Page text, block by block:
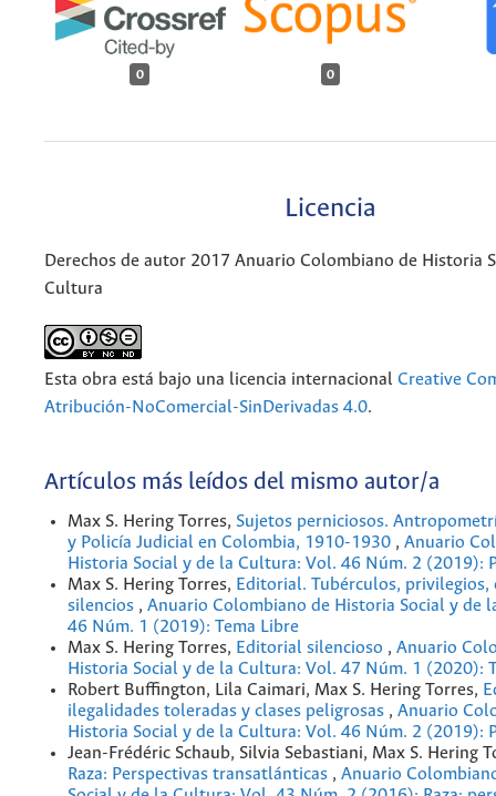
0 0
Licencia
Derechos de autor 2017 Anuario Colombiano de Historia
Cultura
Esta obra está bajo una licencia internacional Creative
Atribución-NoComercial-SinDerivadas 4.0.
Artículos más leídos del mismo autor/a
Max S. Hering Torres, Sujetos perniciosos.
y Policía Judicial en Colombia, 1910-1930 , Anuario
Historia Social y de la Cultura: Vol. 46 Núm. 2 (2019):
Max S. Hering Torres, Editorial. Tubérculos,
silencios , Anuario Colombiano de Historia Social y de
46 Núm. 1 (2019): Tema Libre
Max S. Hering Torres, Editorial silencioso , Anuario
Historia Social y de la Cultura: Vol. 47 Núm. 1 (2020):
Robert Buffington, Lila Caimari, Max S. Hering Torres,
ilegalidades toleradas y clases peligrosas , Anuario
Historia Social y de la Cultura: Vol. 46 Núm. 2 (2019):
Jean-Frédéric Schaub, Silvia Sebastiani, Max S. Hering
Raza: Perspectivas transatlánticas , Anuario